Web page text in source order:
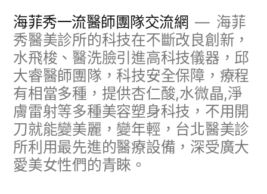
海菲秀一流醫師團隊交流網
海菲
秀醫美診所的科技在不斷改良創新，
水飛梭、醫洗臉引進高科技儀器，邱
大睿醫師團隊，科技安全保障，療程
有相當多種，提供杏仁酸,水微晶,淨
膚雷射等多種美容塑身科技，不用開
刀就能變美麗，變年輕，台北醫美診
所利用最先進的醫療設備，深受廣大
愛美女性們的青睞。